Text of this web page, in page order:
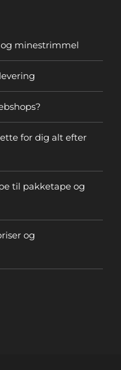
minestrimmel
for dig alt efter
til pakketape og
og